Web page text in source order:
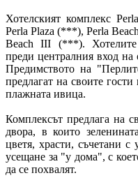
Хотелският комплекс
Perla Plaza (***), Perla
Beach III (***). Хотелите
преди централния вход
Предимството на
предлагат на своите
плажната ивица.
Комплексът предлага на
двора, в които
цветя, храсти, съчетани с
усещане за "у дома", с
да се похвалят.